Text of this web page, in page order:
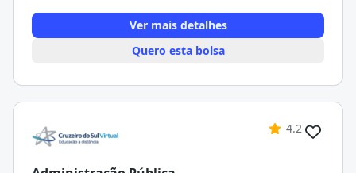
Ver mais detalhes
Quero esta bolsa
4.2